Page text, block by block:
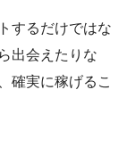
するだけではな
出会えたりな
確実に稼げるこ